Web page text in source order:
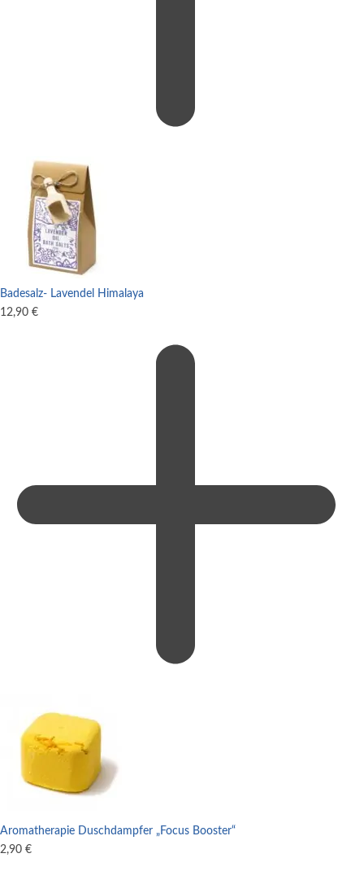
Badesalz- Lavendel Himalaya
12,90 €
Aromatherapie Duschdampfer „Focus Booster“
2,90 €